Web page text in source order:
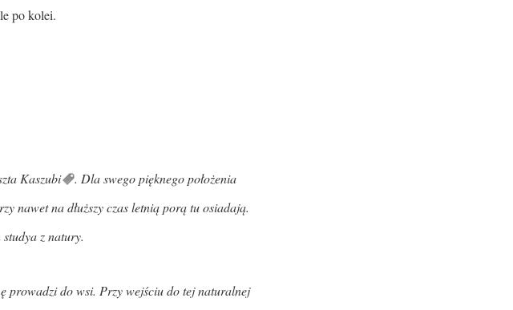
po kolei.
Kaszubi
. Dla swego pięknego położenia
nawet na dłuższy czas letnią porą tu osiadają.
z natury.
prowadzi do wsi. Przy wejściu do tej naturalnej